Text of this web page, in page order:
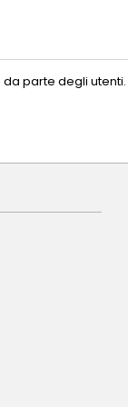
parte degli utenti.